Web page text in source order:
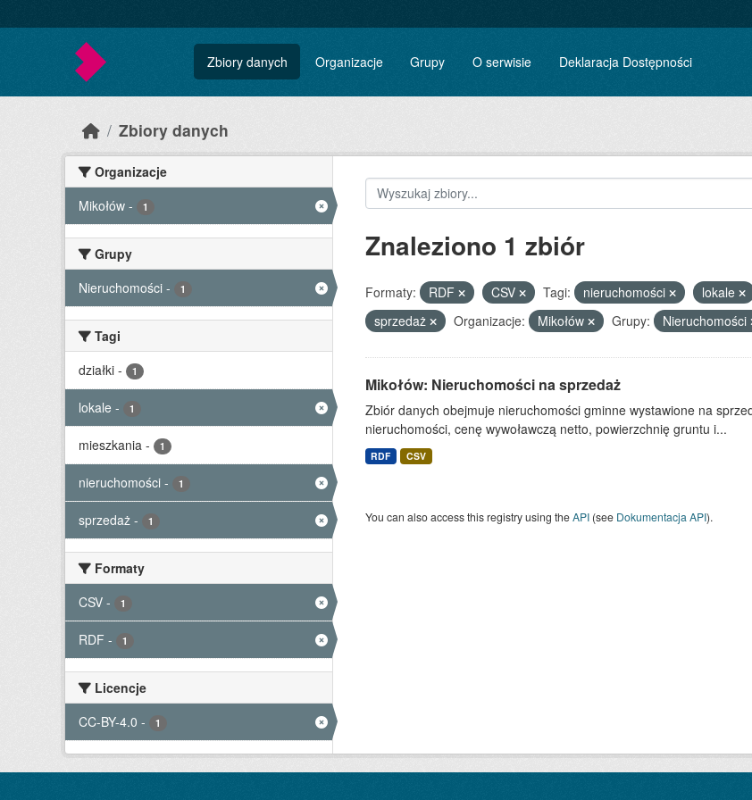
Zbiory danych Organizacje Grupy O serwisie Deklaracja Dostępności
Zbiory danych
Organizacje
Mikołów - 1
Grupy
Nieruchomości - 1
Tagi
działki - 1
lokale - 1
mieszkania - 1
nieruchomości - 1
sprzedaż - 1
Formaty
CSV - 1
RDF - 1
Licencje
CC-BY-4.0 - 1
Znaleziono 1 zbiór
Formaty: RDF CSV Tagi: nieruchomości
lokale
sprzedaż
Organizacje: Mikołów Grupy: Nieruchomości
Mikołów: Nieruchomości na sprzedaż
Zbiór danych obejmuje nieruchomości gminne wystawione na
nieruchomości, cenę wywoławczą netto, powierzchnię gruntu i...
RDF CSV
You can also access this registry using theAPI(see Dokumentacja API).